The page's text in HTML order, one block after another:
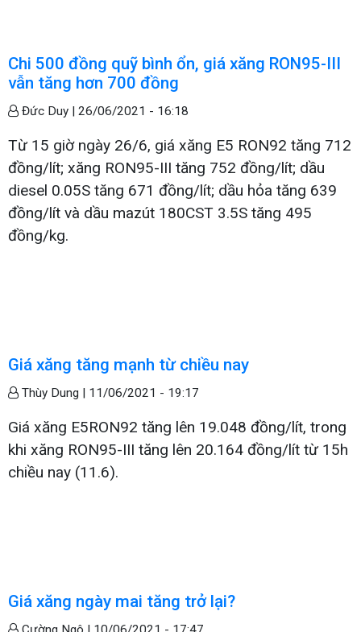
Chi 500 đồng quỹ bình ổn, giá xăng RON95-III
vẫn tăng hơn 700 đồng
Đức Duy | 26/06/2021 - 16:18
Từ 15 giờ ngày 26/6, giá xăng E5 RON92 tăng 712
đồng/lít; xăng RON95-III tăng 752 đồng/lít; dầu
diesel 0.05S tăng 671 đồng/lít; dầu hỏa tăng 639
đồng/lít và dầu mazút 180CST 3.5S tăng 495
đồng/kg.
Giá xăng tăng mạnh từ chiều nay
Thùy Dung | 11/06/2021 - 19:17
Giá xăng E5RON92 tăng lên 19.048 đồng/lít, trong
khi xăng RON95-III tăng lên 20.164 đồng/lít từ 15h
chiều nay (11.6).
Giá xăng ngày mai tăng trở lại?